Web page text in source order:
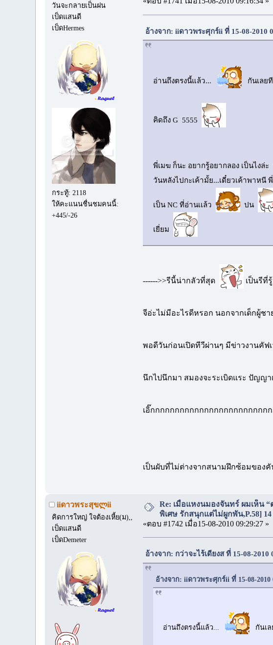
วันจะกลายเป็นฝน
เป็ดแสนดี
เป็ดHermes
กระทู้: 2118
ให้คะแนนชื่นชมคนนี้:
+445/-26
อ้างจาก: iiดาวพระศุกร์ii ที่ 15-08-2010
อ่านถึงตรงนี้แล้ว... กันเลย
คิดถึง G 5555
พี่เมฆ ก็นะ อยากรู้อยากลอง เป็นไงล่
วันหลังไปกะเค้ามั้ย...เดี๋ยวเค้าพาหนี
เป็น NC ที่อ่านเเล้ว ปน
เยี่ยม
------>>รีนี้น่ากลัวที่สุด เป็นรีที่
จีอ่ะไม่มีอะไรดีหรอก นอกจากเด็กผู้ช
พอดีวันก่อนเปิดทีวีผ่านๆ มีข่าวงานคัฟ
นึกไปนึกมา สมองจะระเบิดแระ ปัญญ
เอิ๊กกกกกกกกกกกกกกกกกกกกกกก
เป็นผับที่ไม่ต่างจากสนามฝึกซ้อมของคั
iiดาวพระสุขლii
คิดการใหญ่ ใจต้องเหี้ย(ม),,
เป็ดแสนดี
เป็ดDemeter
Re: เมื่อแหงนมองจันทร์ ผมเห็น “
พิเศษ รักสนุกแต่ไม่ผูกพัน,P.58] 14
«ตอบ #1742 เมื่อ15-08-2010 09:29:27 »
อ้างจาก: กว่าจะไร้เดียงส ที่ 15-08-2010
อ้างจาก: iiดาวพระศุกร์ii ที่ 15-08-2010
อ่านถึงตรงนี้แล้ว... กันเล